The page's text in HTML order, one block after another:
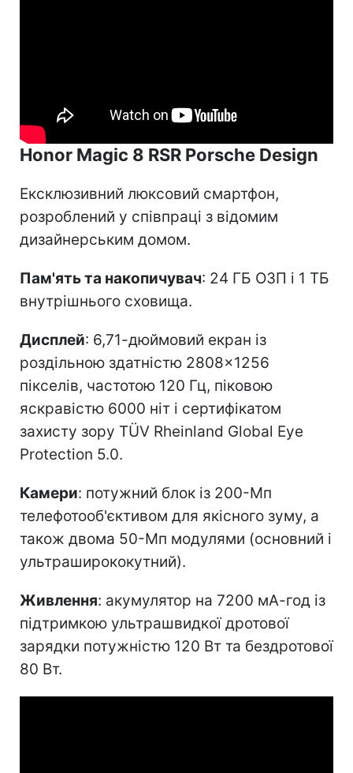
Honor Magic 8 RSR Porsche Design
Ексклюзивний люксовий смартфон,
розроблений у співпраці з відомим
дизайнерським домом.
Пам'ять та накопичувач: 24 ГБ ОЗП і 1 ТБ
внутрішнього сховища.
Дисплей: 6,71-дюймовий екран із
роздільною здатністю 2808×1256
пікселів, частотою 120 Гц, піковою
яскравістю 6000 ніт і сертифікатом
захисту зору TÜV Rheinland Global Eye
Protection 5.0.
Камери: потужний блок із 200-Мп
телефотооб'єктивом для якісного зуму, а
також двома 50-Мп модулями (основний і
ультраширококутний).
Живлення: акумулятор на 7200 мА-год із
підтримкою ультрашвидкої дротової
зарядки потужністю 120 Вт та бездротової
80 Вт.